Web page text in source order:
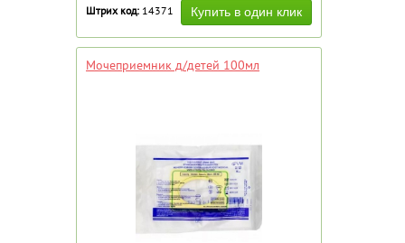
Штрих код: 14371
Мочеприемник д/детей 100мл